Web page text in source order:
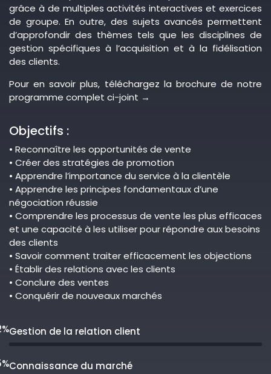
grâce à de multiples activités interactives et exercices
de groupe. En outre, des sujets avancés permettent
d’approfondir des thèmes tels que les disciplines de
gestion spécifiques à l’acquisition et à la fidélisation
des clients.
Pour en savoir plus, téléchargez la brochure de notre
programme complet ci-joint →
Objectifs :
• Reconnaître les opportunités de vente
• Créer des stratégies de promotion
• Apprendre l’importance du service à la clientèle
• Apprendre les principes fondamentaux d’une
négociation réussie
• Comprendre les processus de vente les plus efficaces
et une capacité à les utiliser pour répondre aux besoins
des clients
• Savoir comment traiter efficacement les objections
• Établir des relations avec les clients
• Conclure des ventes
• Conquérir de nouveaux marchés
Gestion de la relation client
Connaissance du marché